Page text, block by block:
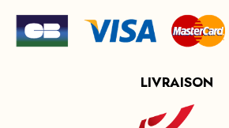
LIVRAISON